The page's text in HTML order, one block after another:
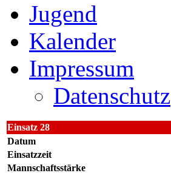
Jugend
Kalender
Impressum
Datenschutz
Einsatz 28
Datum
Einsatzzeit
Mannschaftsstärke